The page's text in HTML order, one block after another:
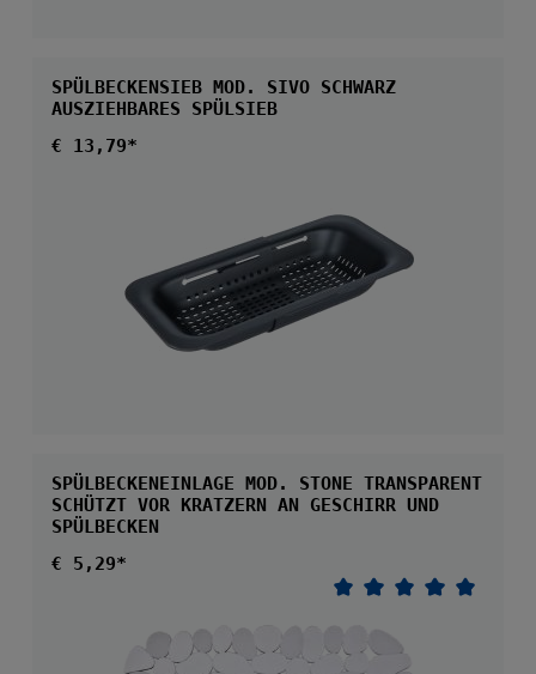
SPÜLBECKENSIEB MOD. SIVO SCHWARZ
AUSZIEHBARES SPÜLSIEB
Regulärer Preis:
€ 13,79*
SPÜLBECKENEINLAGE MOD. STONE TRANSPARENT
SCHÜTZT VOR KRATZERN AN GESCHIRR UND
SPÜLBECKEN
Regulärer Preis:
€ 5,29*